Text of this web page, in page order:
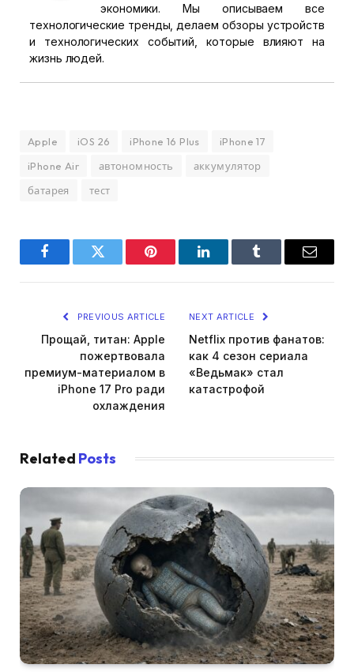
экономики. Мы описываем все
технологические тренды, делаем обзоры устройств
и технологических событий, которые влияют на
жизнь людей.
Apple iOS 26 iPhone 16 Plus
iPhone 17
iPhone Air
автономность
аккумулятор
батарея
тест
FacebookTwitter Pinterest LinkedInTumblr Email
PREVIOUS ARTICLE
Прощай, титан: Apple
пожертвовала
премиум-материалом в
iPhone 17 Pro ради
охлаждения
NEXT ARTICLE
Netflix против фанатов:
как 4 сезон сериала
«Ведьмак» стал
катастрофой
Related Posts